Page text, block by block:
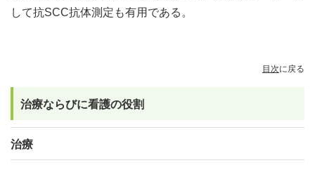
して抗SCC抗体測定も有用である。
目次に戻る
治療ならびに看護の役割
治療